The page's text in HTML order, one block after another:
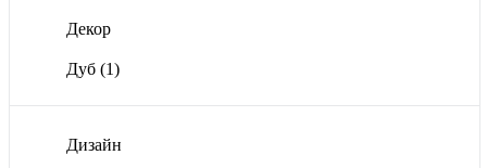
Декор
Дуб (1)
Дизайн